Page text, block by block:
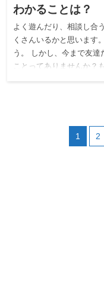
わかることは？
よく遊んだり、相談し合
くさんいるかと思います
う。 しかし、今まで友達
ことってありませんか？
1 2